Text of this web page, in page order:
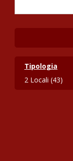
Tipologia
2 Locali (43)